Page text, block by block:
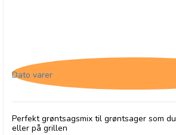
Dato varer
Perfekt grøntsagsmix til grøntsager som
eller på grillen